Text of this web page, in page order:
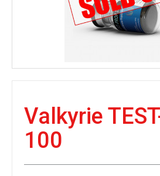
Valkyrie
100